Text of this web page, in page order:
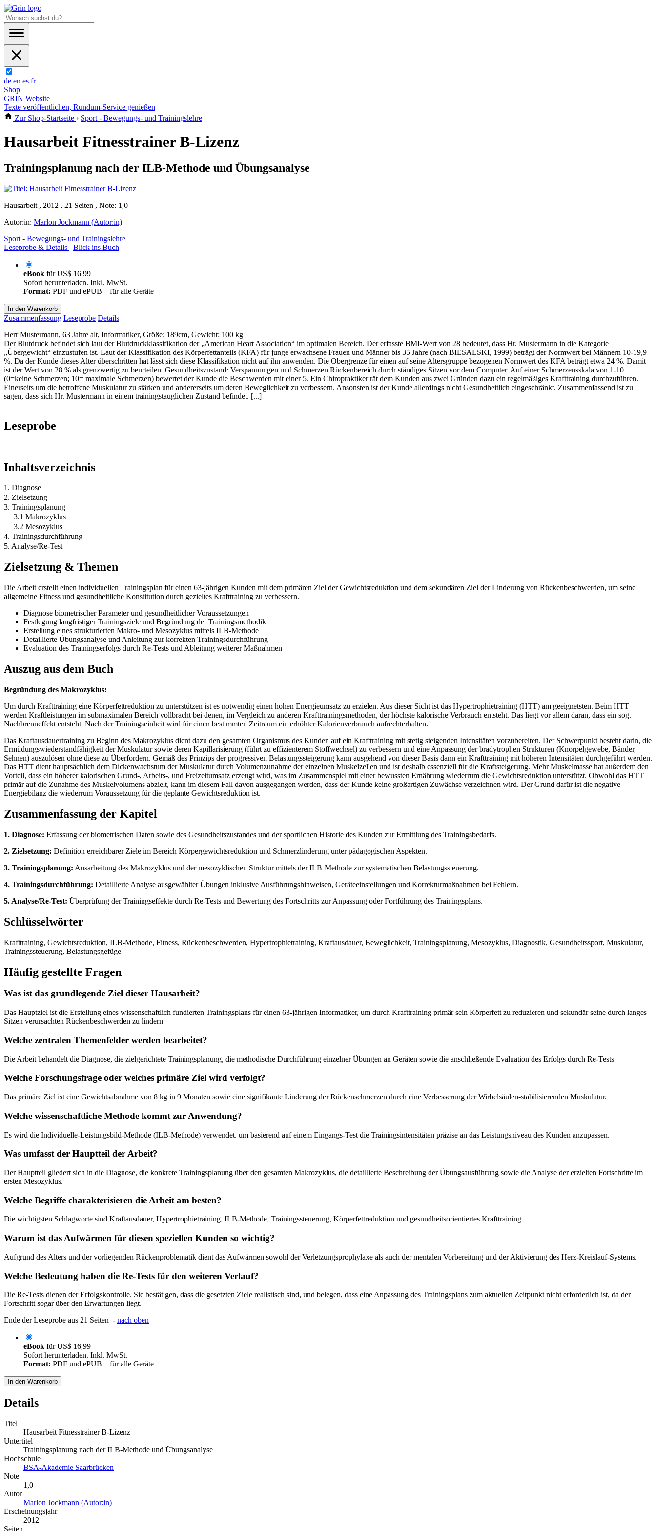
de en es fr
Shop
GRIN Website
Texte veröffentlichen, Rundum-Service genießen
Zur Shop-Startseite › Sport - Bewegungs- und Trainingslehre
Hausarbeit Fitnesstrainer B-Lizenz
Trainingsplanung nach der ILB-Methode und Übungsanalyse
Hausarbeit , 2012 , 21 Seiten , Note: 1,0
Autor:in: Marlon Jockmann (Autor:in)
Sport - Bewegungs- und Trainingslehre
Leseprobe & Details
Blick ins Buch
eBook fürUS$ 16,99
Sofort herunterladen. Inkl. MwSt.
Format: PDF und ePUB – für alle Geräte
In den Warenkorb
Zusammenfassung Leseprobe Details
Herr Mustermann, 63 Jahre alt, Informatiker, Größe: 189cm, Gewicht: 100 kg
Der Blutdruck befindet sich laut der Blutdruckklassifikation der „American Heart Association“ im optimalen Bereich. Der erfasste BMI-Wert von 28 bedeutet, dass Hr. Mustermann in die Kategorie
„Übergewicht“ einzustufen ist. Laut der Klassifikation des Körperfettanteils (KFA) für junge erwachsene Frauen und Männer bis 35 Jahre (nach BIESALSKI, 1999) beträgt der Normwert bei Männern 10-19,9
%. Da der Kunde dieses Alter überschritten hat lässt sich diese Klassifikation nicht auf ihn anwenden. Die Obergrenze für einen auf seine Altersgruppe bezogenen Normwert des KFA beträgt etwa 24 %. Damit
ist der Wert von 28 % als grenzwertig zu beurteilen. Gesundheitszustand: Verspannungen und Schmerzen Rückenbereich durch ständiges Sitzen vor dem Computer. Auf einer Schmerzensskala von 1-10
(0=keine Schmerzen; 10= maximale Schmerzen) bewertet der Kunde die Beschwerden mit einer 5. Ein Chiropraktiker rät dem Kunden aus zwei Gründen dazu ein regelmäßiges Krafttraining durchzuführen.
Einerseits um die betroffene Muskulatur zu stärken und andererseits um deren Beweglichkeit zu verbessern. Ansonsten ist der Kunde allerdings nicht Gesundheitlich eingeschränkt. Zusammenfassend ist zu
sagen, dass sich Hr. Mustermann in einem trainingstauglichen Zustand befindet. [...]
Leseprobe
Inhaltsverzeichnis
1. Diagnose
2. Zielsetzung
3. Trainingsplanung
3.1 Makrozyklus
3.2 Mesozyklus
4. Trainingsdurchführung
5. Analyse/Re-Test
Zielsetzung & Themen
Die Arbeit erstellt einen individuellen Trainingsplan für einen 63-jährigen Kunden mit dem primären Ziel der Gewichtsreduktion und dem sekundären Ziel der Linderung von Rückenbeschwerden, um seine
allgemeine Fitness und gesundheitliche Konstitution durch gezieltes Krafttraining zu verbessern.
Diagnose biometrischer Parameter und gesundheitlicher Voraussetzungen
Festlegung langfristiger Trainingsziele und Begründung der Trainingsmethodik
Erstellung eines strukturierten Makro- und Mesozyklus mittels ILB-Methode
Detaillierte Übungsanalyse und Anleitung zur korrekten Trainingsdurchführung
Evaluation des Trainingserfolgs durch Re-Tests und Ableitung weiterer Maßnahmen
Auszug aus dem Buch
Begründung des Makrozyklus:
Um durch Krafttraining eine Körperfettreduktion zu unterstützen ist es notwendig einen hohen Energieumsatz zu erzielen. Aus dieser Sicht ist das Hypertrophietraining (HTT) am geeignetsten. Beim HTT
werden Kraftleistungen im submaximalen Bereich vollbracht bei denen, im Vergleich zu anderen Krafttrainingsmethoden, der höchste kalorische Verbrauch entsteht. Das liegt vor allem daran, dass ein sog.
Nachbrenneffekt entsteht. Nach der Trainingseinheit wird für einen bestimmten Zeitraum ein erhöhter Kalorienverbrauch aufrechterhalten.
Das Kraftausdauertraining zu Beginn des Makrozyklus dient dazu den gesamten Organismus des Kunden auf ein Krafttraining mit stetig steigenden Intensitäten vorzubereiten. Der Schwerpunkt besteht darin, die
Ermüdungswiederstandfähigkeit der Muskulatur sowie deren Kapillarisierung (führt zu effizienterem Stoffwechsel) zu verbessern und eine Anpassung der bradytrophen Strukturen (Knorpelgewebe, Bänder,
Sehnen) auszulösen ohne diese zu Überfordern. Gemäß des Prinzips der progressiven Belastungssteigerung kann ausgehend von dieser Basis dann ein Krafttraining mit höheren Intensitäten durchgeführt werden.
Das HTT dient hauptsächlich dem Dickenwachstum der Muskulatur durch Volumenzunahme der einzelnen Muskelzellen und ist deshalb essenziell für die Kraftsteigerung. Mehr Muskelmasse hat außerdem den
Vorteil, dass ein höherer kalorischen Grund-, Arbeits-, und Freizeitumsatz erzeugt wird, was im Zusammenspiel mit einer bewussten Ernährung wiederrum die Gewichtsreduktion unterstützt. Obwohl das HTT
primär auf die Zunahme des Muskelvolumens abzielt, kann im diesem Fall davon ausgegangen werden, dass der Kunde keine großartigen Zuwächse verzeichnen wird. Der Grund dafür ist die negative
Energiebilanz die wiederrum Voraussetzung für die geplante Gewichtsreduktion ist.
Zusammenfassung der Kapitel
1. Diagnose: Erfassung der biometrischen Daten sowie des Gesundheitszustandes und der sportlichen Historie des Kunden zur Ermittlung des Trainingsbedarfs.
2. Zielsetzung: Definition erreichbarer Ziele im Bereich Körpergewichtsreduktion und Schmerzlinderung unter pädagogischen Aspekten.
3. Trainingsplanung: Ausarbeitung des Makrozyklus und der mesozyklischen Struktur mittels der ILB-Methode zur systematischen Belastungssteuerung.
4. Trainingsdurchführung: Detaillierte Analyse ausgewählter Übungen inklusive Ausführungshinweisen, Geräteeinstellungen und Korrekturmaßnahmen bei Fehlern.
5. Analyse/Re-Test: Überprüfung der Trainingseffekte durch Re-Tests und Bewertung des Fortschritts zur Anpassung oder Fortführung des Trainingsplans.
Schlüsselwörter
Krafttraining, Gewichtsreduktion, ILB-Methode, Fitness, Rückenbeschwerden, Hypertrophietraining, Kraftausdauer, Beweglichkeit, Trainingsplanung, Mesozyklus, Diagnostik, Gesundheitssport, Muskulatur,
Trainingssteuerung, Belastungsgefüge
Häufig gestellte Fragen
Was ist das grundlegende Ziel dieser Hausarbeit?
Das Hauptziel ist die Erstellung eines wissenschaftlich fundierten Trainingsplans für einen 63-jährigen Informatiker, um durch Krafttraining primär sein Körperfett zu reduzieren und sekundär seine durch langes
Sitzen verursachten Rückenbeschwerden zu lindern.
Welche zentralen Themenfelder werden bearbeitet?
Die Arbeit behandelt die Diagnose, die zielgerichtete Trainingsplanung, die methodische Durchführung einzelner Übungen an Geräten sowie die anschließende Evaluation des Erfolgs durch Re-Tests.
Welche Forschungsfrage oder welches primäre Ziel wird verfolgt?
Das primäre Ziel ist eine Gewichtsabnahme von 8 kg in 9 Monaten sowie eine signifikante Linderung der Rückenschmerzen durch eine Verbesserung der Wirbelsäulen-stabilisierenden Muskulatur.
Welche wissenschaftliche Methode kommt zur Anwendung?
Es wird die Individuelle-Leistungsbild-Methode (ILB-Methode) verwendet, um basierend auf einem Eingangs-Test die Trainingsintensitäten präzise an das Leistungsniveau des Kunden anzupassen.
Was umfasst der Hauptteil der Arbeit?
Der Hauptteil gliedert sich in die Diagnose, die konkrete Trainingsplanung über den gesamten Makrozyklus, die detaillierte Beschreibung der Übungsausführung sowie die Analyse der erzielten Fortschritte im
ersten Mesozyklus.
Welche Begriffe charakterisieren die Arbeit am besten?
Die wichtigsten Schlagworte sind Kraftausdauer, Hypertrophietraining, ILB-Methode, Trainingssteuerung, Körperfettreduktion und gesundheitsorientiertes Krafttraining.
Warum ist das Aufwärmen für diesen speziellen Kunden so wichtig?
Aufgrund des Alters und der vorliegenden Rückenproblematik dient das Aufwärmen sowohl der Verletzungsprophylaxe als auch der mentalen Vorbereitung und der Aktivierung des Herz-Kreislauf-Systems.
Welche Bedeutung haben die Re-Tests für den weiteren Verlauf?
Die Re-Tests dienen der Erfolgskontrolle. Sie bestätigen, dass die gesetzten Ziele realistisch sind, und belegen, dass eine Anpassung des Trainingsplans zum aktuellen Zeitpunkt nicht erforderlich ist, da der
Fortschritt sogar über den Erwartungen liegt.
Ende der Leseprobe aus 21 Seiten - nach oben
eBook fürUS$ 16,99
Sofort herunterladen. Inkl. MwSt.
Format: PDF und ePUB – für alle Geräte
In den Warenkorb
Details
Titel
Hausarbeit Fitnesstrainer B-Lizenz
Untertitel
Trainingsplanung nach der ILB-Methode und Übungsanalyse
Hochschule
BSA-Akademie Saarbrücken
Note
1,0
Autor
Marlon Jockmann (Autor:in)
Erscheinungsjahr
2012
Seiten